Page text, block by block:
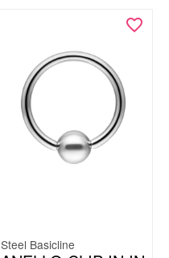
Steel Basicline